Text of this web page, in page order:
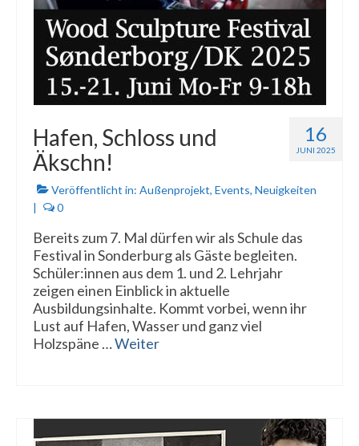
16
JUNI 2025
Hafen, Schloss und
Äkschn!
Veröffentlicht in: Außenprojekt, Events, Neuigkeiten
|
0
Bereits zum 7. Mal dürfen wir als Schule das
Festival in Sonderburg als Gäste begleiten.
Schüler:innen aus dem 1. und 2. Lehrjahr
zeigen einen Einblick in aktuelle
Ausbildungsinhalte. Kommt vorbei, wenn ihr
Lust auf Hafen, Wasser und ganz viel
Holzspäne …Weiter